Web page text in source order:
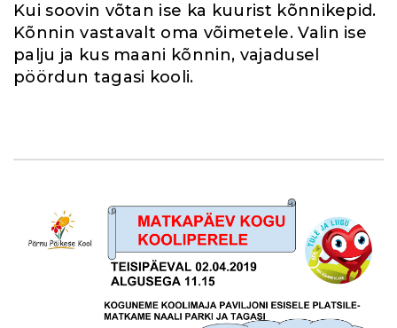
Kui soovin võtan ise ka kuurist kõnnikepid.
Kõnnin vastavalt oma võimetele. Valin ise
palju ja kus maani kõnnin, vajadusel
pöördun tagasi kooli.